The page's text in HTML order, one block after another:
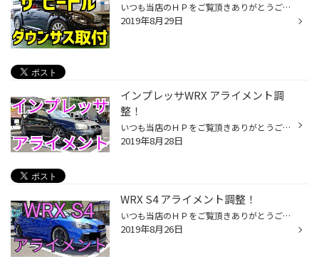
いつも当店のＨＰをご覧頂きありがとうございます！ タイヤ館松江南のかわかみです！ 今回は、ザ・ビートルのダウンサス取付けをご紹介！ こちらが、作業前の純正車高の写真です↓ さぁ！ダウンサスを組んで行きますよ！ 今回は、フォクトランドのダウンサスを取付けいたします！ 濃いピンクのスプリ...
2019年8月29日
インプレッサWRX アライメント調
整！
いつも当店のＨＰをご覧頂きありがとうございます！ タイヤ館松江南のかわかみです！ 今回は、インプレッサWRX STi (GDB)のアライメントをご紹介！ ホイールにセンサーを取付けて、アライメントを測定していきます！ 調整前の数字がコチラ↓ そしてコチラが、完成間近の状態の写真です↓ すみません作...
2019年8月28日
WRX S4 アライメント調整！
いつも当店のＨＰをご覧頂きありがとうございます！ タイヤ館松江南のかわかみです！ 今回は、スバルＷＲＸ Ｓ４のアライメント調整をご紹介します！ こちらの車両は、クールレーシングのコンプリートカーで なかなか珍しい車なんです。 どおりでトータルでバッチリキマった車だと思いましたよ。 コ...
2019年8月26日